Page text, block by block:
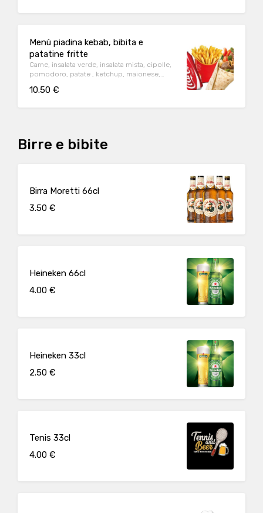
Menù piadina kebab, bibita e
patatine fritte
Carne, insalata verde, insalata mista, cipolle,
pomodoro, patate , ketchup, maionese,
10.50 €
Birre e bibite
Birra Moretti 66cl
3.50 €
Heineken 66cl
4.00 €
Heineken 33cl
2.50 €
Tenis 33cl
4.00 €